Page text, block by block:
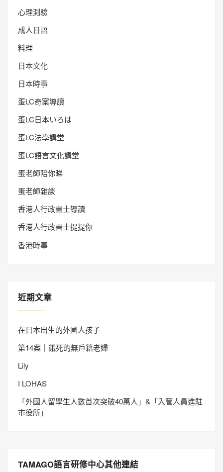
心理測驗
成人日語
料理
日本文化
日本時事
蛋LC奇案導讀
蛋LC日本いろは
蛋LC法學講堂
蛋LC語言文化講堂
蛋老師陪你睇
蛋老師雜談
香港人行政書士導讀
香港人行政書士提提你
香港時事
近期文章
在日本出生的外國人孩子
第14案｜餓死的無戶籍老婦
Lily
I LOHAS
「外國人留學生人數首次突破40萬人」&「入管人員進駐
市役所」
TAMAGO語言研修中心其他連結